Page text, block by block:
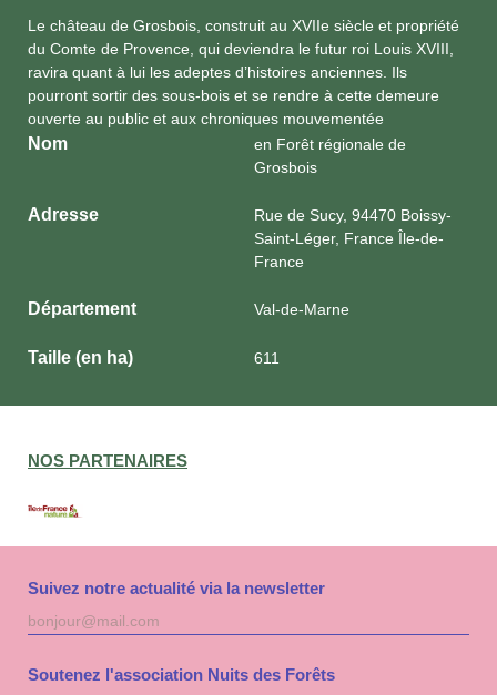
Le château de Grosbois, construit au XVIIe siècle et propriété
du Comte de Provence, qui deviendra le futur roi Louis XVIII,
ravira quant à lui les adeptes d’histoires anciennes. Ils
pourront sortir des sous-bois et se rendre à cette demeure
ouverte au public et aux chroniques mouvementée
Nom
en Forêt régionale de
Grosbois
Adresse
Rue de Sucy, 94470 Boissy-
Saint-Léger, France Île-de-
France
Département Val-de-Marne
Taille (en ha) 611
NOS PARTENAIRES
Suivez notre actualité via la newsletter
Adresse
mail
à
Soutenez l'association Nuits des Forêts